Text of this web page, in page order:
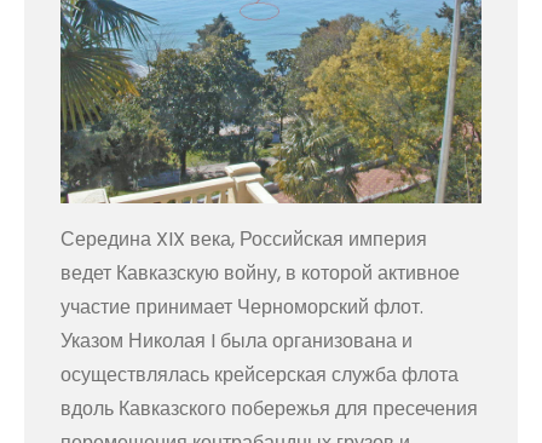
Середина XIX века, Российская империя
ведет Кавказскую войну, в которой активное
участие принимает Черноморский флот.
Указом Николая I была организована и
осуществлялась крейсерская служба флота
вдоль Кавказского побережья для пресечения